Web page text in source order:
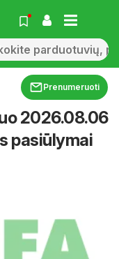
Prenumeruoti
2026.08.06
pasiūlymai